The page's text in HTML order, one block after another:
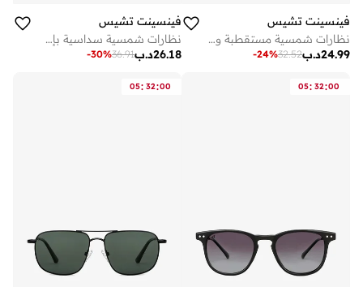
فينسينت تشيس
نظارات شمسية مستقطبة ومحمية من الأشعة فوق البنفسجية بإطار مربع كامل عتيق - مم - ذهبي
د.ب24.99
32.52
-24%
فينسينت تشيس
نظارات شمسية سداسية بإطار كامل، أحدث صيحات الموضة، مستقطبة وحماية % من الأشعة فوق البنفسجية
د.ب26.18
36.91
-30%
05: 32:00
05: 32:00